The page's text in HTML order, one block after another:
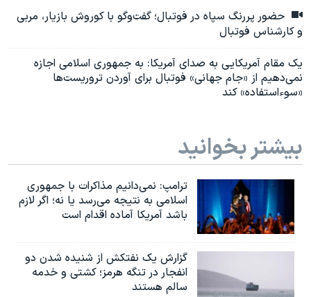
حضور پررنگ سپاه در فوتبال؛ گفت‌وگو با کوروش بازیار، مربی
و کارشناس فوتبال
یک مقام آمریکایی به صدای آمریکا: به جمهوری اسلامی اجازه
نمی‌دهیم از «جام جهانی» فوتبال برای آوردن تروریست‌ها
«سوءاستفاده» کند
بیشتر بخوانید
ترامپ: نمی‌دانیم مذاکرات با جمهوری
اسلامی به نتیجه می‌رسد یا نه؛ اگر لازم
باشد آمریکا آماده اقدام است
گزارش یک نفتکش از شنیده شدن دو
انفجار در تنگه هرمز؛ کشتی و خدمه
سالم هستند